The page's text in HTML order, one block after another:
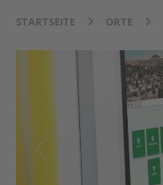
STARTSEITE ORTE
Vorheriges